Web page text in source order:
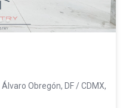
Álvaro Obregón, DF / CDMX,